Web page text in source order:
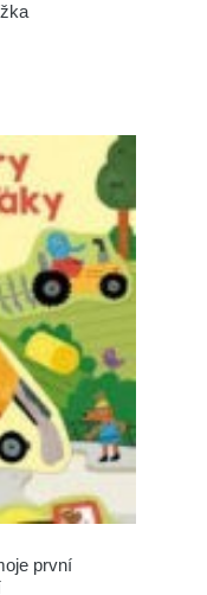
první